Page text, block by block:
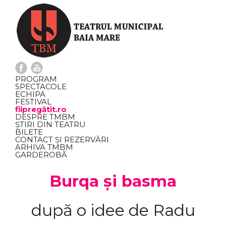
PROGRAM
SPECTACOLE
ECHIPA
FESTIVAL
fiipregătit.ro
DESPRE TMBM
ȘTIRI DIN TEATRU
BILETE
CONTACT ȘI REZERVĂRI
ARHIVA TMBM
GARDEROBĂ
Burqa și basma
după o idee de Radu